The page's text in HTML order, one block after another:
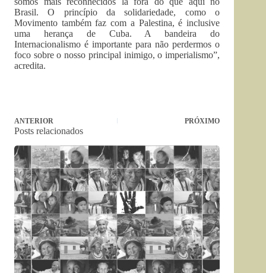
Brasil. O princípio da solidariedade, como o
Movimento também faz com a Palestina, é inclusive
uma herança de Cuba. A bandeira do
Internacionalismo é importante para não perdermos o
foco sobre o nosso principal inimigo, o imperialismo”,
acredita.
ANTERIOR PRÓXIMO
Posts relacionados